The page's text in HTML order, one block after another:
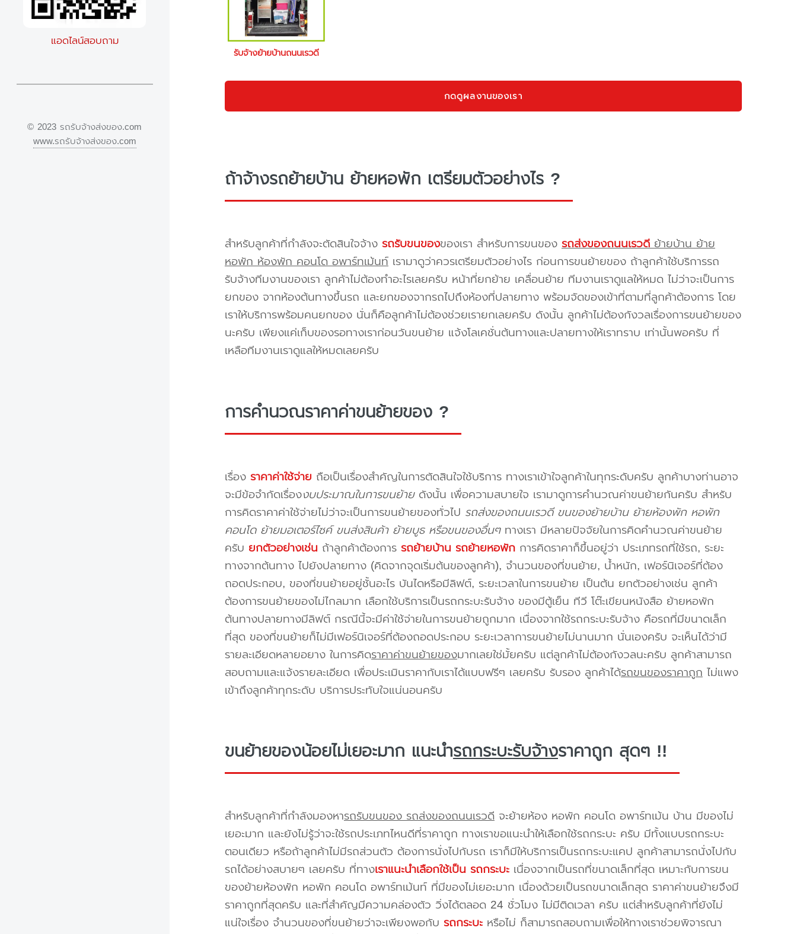
รับจ้างย้ายบ้านถนนเรวดี
กดดูผลงานของเรา
ถ้าจ้างรถย้ายบ้าน ย้ายหอพัก เตรียมตัวอย่างไร ?
สำหรับลูกค้าที่กำลังจะตัดสินใจจ้าง รถรับขนของของเรา สำหรับการขนของ รถส่งของถนนเรวดีย้ายบ้าน ย้าย
หอพัก ห้องพัก คอนโด อพาร์ทเม้นท์เรามาดูว่าควรเตรียมตัวอย่างไร ก่อนการขนย้ายของ ถ้าลูกค้าใช้บริการรถ
รับจ้างทีมงานของเรา ลูกค้าไม่ต้องทำอะไรเลยครับ หน้าที่ยกย้าย เคลื่อนย้าย ทีมงานเราดูแลให้หมด ไม่ว่าจะเป็นการ
ยกของ จากห้องต้นทางขึ้นรถ และยกของจากรถไปถึงห้องที่ปลายทาง พร้อมจัดของเข้าที่ตามที่ลูกค้าต้องการ โดย
เราให้บริการพร้อมคนยกของ นั่นก็คือลูกค้าไม่ต้องช่วยเรายกเลยครับ ดังนั้น ลูกค้าไม่ต้องกังวลเรื่องการขนย้ายของ
นะครับ เพียงแค่เก็บของรอทางเราก่อนวันขนย้าย แจ้งโลเคชั่นต้นทางและปลายทางให้เราทราบ เท่านั้นพอครับ ที่
เหลือทีมงานเราดูแลให้หมดเลยครับ
การคำนวณราคาค่าขนย้ายของ ?
เรื่อง ราคาค่าใช้จ่าย ถือเป็นเรื่องสำคัญในการตัดสินใจใช้บริการ ทางเราเข้าใจลูกค้าในทุกระดับครับ ลูกค้าบางท่านอาจ
จะมีข้อจำกัดเรื่องงบประมาณในการขนย้ายดังนั้น เพื่อความสบายใจ เรามาดูการคำนวณค่าขนย้ายกันครับ สำหรับ
การคิดราคาค่าใช้จ่ายไม่ว่าจะเป็นการขนย้ายของทั่วไป รถส่งของถนนเรวดี ขนของย้ายบ้าน ย้ายห้องพัก หอพัก
คอนโด ย้ายมอเตอร์ไซค์ ขนส่งสินค้า ย้ายบูธ หรือขนของอื่นๆทางเรา มีหลายปัจจัยในการคิดคำนวณค่าขนย้าย
ครับ ยกตัวอย่างเช่น ถ้าลูกค้าต้องการ รถย้ายบ้าน รถย้ายหอพักการคิดราคาก็ขึ้นอยู่ว่า ประเภทรถที่ใช้รถ, ระยะ
ทางจากต้นทาง ไปยังปลายทาง (คิดจากจุดเริ่มต้นของลูกค้า), จำนวนของที่ขนย้าย, น้ำหนัก, เฟอร์นิเจอร์ที่ต้อง
ถอดประกอบ, ของที่ขนย้ายอยู่ชั้นอะไร บันไดหรือมีลิฟต์, ระยะเวลาในการขนย้าย เป็นต้น ยกตัวอย่างเช่น ลูกค้า
ต้องการขนย้ายของไม่ไกลมาก เลือกใช้บริการเป็นรถกระบะรับจ้าง ของมีตู้เย็น ทีวี โต๊ะเขียนหนังสือ ย้ายหอพัก
ต้นทางปลายทางมีลิฟต์ กรณีนี้จะมีค่าใช้จ่ายในการขนย้ายถูกมาก เนื่องจากใช้รถกระบะรับจ้าง คือรถที่มีขนาดเล็ก
ที่สุด ของที่ขนย้ายก็ไม่มีเฟอร์นิเจอร์ที่ต้องถอดประกอบ ระยะเวลาการขนย้ายไม่นานมาก นั่นเองครับ จะเห็นได้ว่ามี
รายละเอียดหลายอยาง ในการคิดราคาค่าขนย้ายของมากเลยใช่มั้ยครับ แต่ลูกค้าไม่ต้องกังวลนะครับ ลูกค้าสามารถ
สอบถามและแจ้งรายละเอียด เพื่อประเมินราคากับเราได้แบบฟรีๆ เลยครับ รับรอง ลูกค้าได้รถขนของราคาถูกไม่แพง
เข้าถึงลูกค้าทุกระดับ บริการประทับใจแน่นอนครับ
ขนย้ายของน้อยไม่เยอะมาก แนะนำรถกระบะรับจ้างราคาถูก สุดๆ !!
สำหรับลูกค้าที่กำลังมองหารถรับขนของ รถส่งของถนนเรวดีจะย้ายห้อง หอพัก คอนโด อพาร์ทเม้น บ้าน มีของไม่
เยอะมาก และยังไม่รู้ว่าจะใช้รถประเภทไหนดีที่ราคาถูก ทางเราขอแนะนำให้เลือกใช้รถกระบะ ครับ มีทั้งแบบรถกระบะ
ตอนเดียว หรือถ้าลูกค้าไม่มีรถส่วนตัว ต้องการนั่งไปกับรถ เราก็มีให้บริการเป็นรถกระบะแคป ลูกค้าสามารถนั่งไปกับ
รถได้อย่างสบายๆ เลยครับ ที่ทางเราแนะนำเลือกใช้เป็น รถกระบะเนื่องจากเป็นรถที่ขนาดเล็กที่สุด เหมาะกับการขน
ของย้ายห้องพัก หอพัก คอนโด อพาร์ทเม้นท์ ที่มีของไม่เยอะมาก เนื่องด้วยเป็นรถขนาดเล็กสุด ราคาค่าขนย้ายจึงมี
ราคาถูกที่สุดครับ และที่สำคัญมีความคล่องตัว วิ่งได้ตลอด 24 ชั่วโมง ไม่มีติดเวลา ครับ แต่สำหรับลูกค้าที่ยังไม่
แน่ใจเรื่อง จำนวนของที่ขนย้ายว่าจะเพียงพอกับ รถกระบะหรือไม่ ก็สามารถสอบถามเพื่อให้ทางเราช่วยพิจารณา
แอดไลน์สอบถาม
© 2023 รถรับจ้างส่งของ.com
www.รถรับจ้างส่งของ.com